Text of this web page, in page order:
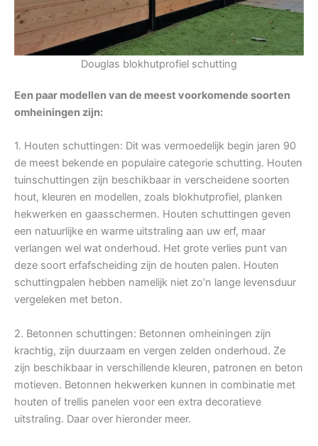
Douglas blokhutprofiel schutting
Een paar modellen van de meest voorkomende soorten
omheiningen zijn:
1. Houten schuttingen: Dit was vermoedelijk begin jaren 90
de meest bekende en populaire categorie schutting. Houten
tuinschuttingen zijn beschikbaar in verscheidene soorten
hout, kleuren en modellen, zoals blokhutprofiel, planken
hekwerken en gaasschermen. Houten schuttingen geven
een natuurlijke en warme uitstraling aan uw erf, maar
verlangen wel wat onderhoud. Het grote verlies punt van
deze soort erfafscheiding zijn de houten palen. Houten
schuttingpalen hebben namelijk niet zo’n lange levensduur
vergeleken met beton.
2. Betonnen schuttingen: Betonnen omheiningen zijn
krachtig, zijn duurzaam en vergen zelden onderhoud. Ze
zijn beschikbaar in verschillende kleuren, patronen en beton
motieven. Betonnen hekwerken kunnen in combinatie met
houten of trellis panelen voor een extra decoratieve
uitstraling. Daar over hieronder meer.